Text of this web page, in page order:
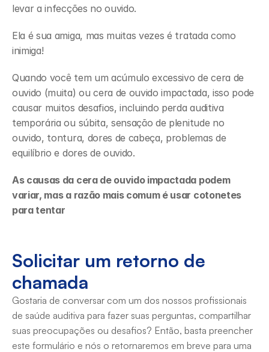
levar a infecções no ouvido.
Ela é sua amiga, mas muitas vezes é tratada como
inimiga!
Quando você tem um acúmulo excessivo de cera de
ouvido (muita) ou cera de ouvido impactada, isso pode
causar muitos desafios, incluindo perda auditiva
temporária ou súbita, sensação de plenitude no
ouvido, tontura, dores de cabeça, problemas de
equilíbrio e dores de ouvido.
As causas da cera de ouvido impactada podem
variar, mas a razão mais comum é usar cotonetes
para tentar
Solicitar um retorno de
chamada
Gostaria de conversar com um dos nossos profissionais
de saúde auditiva para fazer suas perguntas, compartilhar
suas preocupações ou desafios? Então, basta preencher
este formulário e nós o retornaremos em breve para uma